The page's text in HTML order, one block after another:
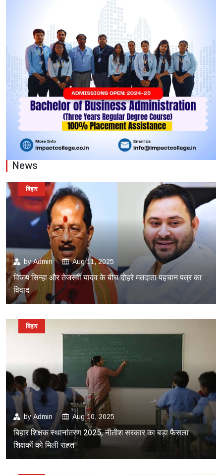
News
byAdmin Aug 11, 2025
विजय सिन्हा और तेजस्वी यादव के बीच दोहरे मतदाता पहचान पत्र का
विवाद
बिहार
byAdmin Aug 10, 2025
बिहार शिक्षक स्थानांतरण 2025, नीतीश सरकार का बड़ा फैसला
शिक्षकों को मिली राहत
बिहार